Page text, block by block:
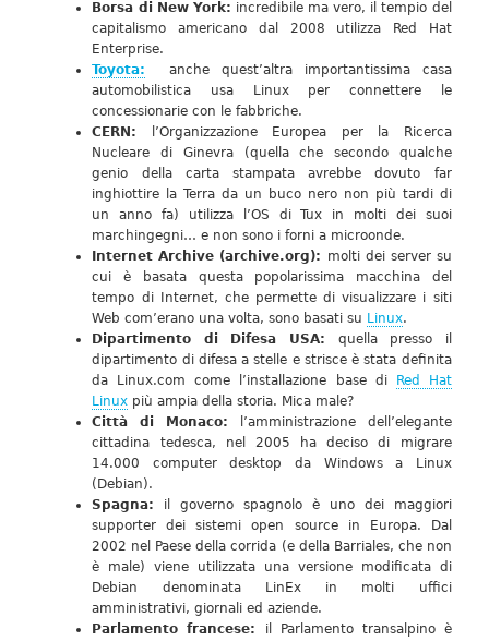
Borsa di New York: incredibile ma vero, il tempio del
capitalismo americano dal 2008 utilizza Red Hat
Enterprise.
Toyota:
anche quest’altra importantissima casa
automobilistica usa Linux per connettere le
concessionarie con le fabbriche.
CERN:
l’Organizzazione Europea per la Ricerca
Nucleare di Ginevra (quella che secondo qualche
genio della carta stampata avrebbe dovuto far
inghiottire la Terra da un buco nero non più tardi di
un anno fa) utilizza l’OS di Tux in molti dei suoi
marchingegni… e non sono i forni a microonde.
Internet Archive (archive.org): molti dei server su
cui è basata questa popolarissima macchina del
tempo di Internet, che permette di visualizzare i siti
Web com’erano una volta, sono basati su Linux.
Dipartimento di Difesa USA:
quella presso il
dipartimento di difesa a stelle e strisce è stata definita
da Linux.com come l’installazione base di
Red Hat
Linux più ampia della storia. Mica male?
Città di Monaco:
l’amministrazione dell’elegante
cittadina tedesca, nel 2005 ha deciso di migrare
14.000 computer desktop da Windows a Linux
(Debian).
Spagna:
il governo spagnolo è uno dei maggiori
supporter dei sistemi open source in Europa. Dal
2002 nel Paese della corrida (e della Barriales, che non
è male) viene utilizzata una versione modificata di
Debian denominata LinEx in molti uffici
amministrativi, giornali ed aziende.
Parlamento francese:
il Parlamento transalpino è